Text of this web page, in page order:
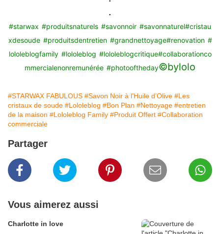
.
#starwax #produitsnaturels #savonnoir #savonnaturel#cristau
xdesoude #produitsdentretien #grandnettoyage#renovation #
lololeblogfamily #lololeblog #lololeblogcritique#collaborationco
mmercialenonremunérée #photooftheday©️bylolo
#STARWAX FABULOUS #Savon Noir à l’Huile d’Olive #Les
cristaux de soude #Lololeblog #Bon Plan #Nettoyage #entretien
de la maison #Lololeblog Family #Produit Offert #Collaboration
commerciale
Partager
Vous aimerez aussi
Charlotte in love